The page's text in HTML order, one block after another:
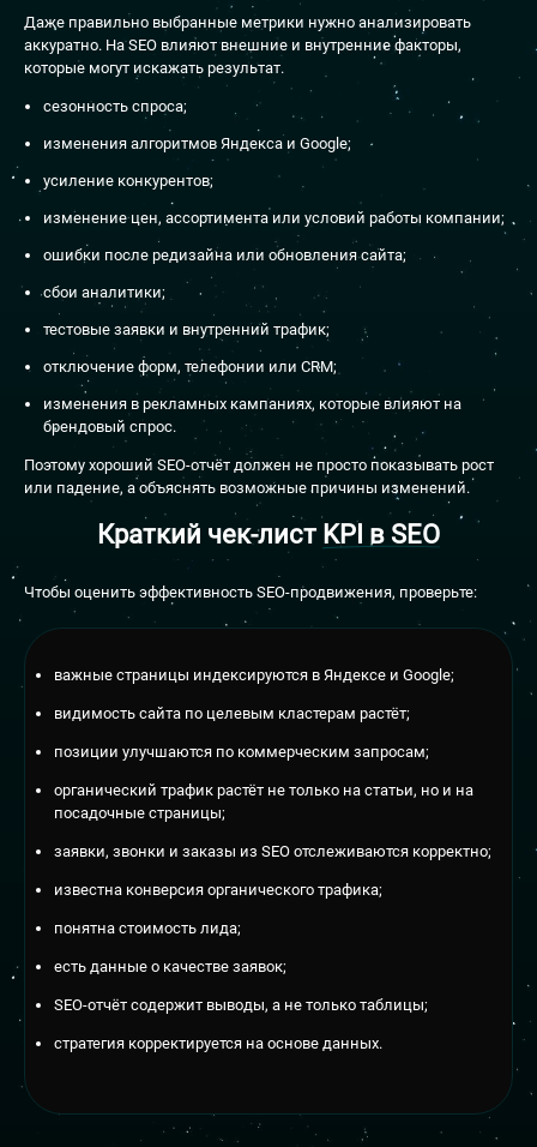
Даже правильно выбранные метрики нужно анализировать
аккуратно. На SEO влияют внешние и внутренние факторы,
которые могут искажать результат.
сезонность спроса;
изменения алгоритмов Яндекса и Google;
усиление конкурентов;
изменение цен, ассортимента или условий работы компании;
ошибки после редизайна или обновления сайта;
сбои аналитики;
тестовые заявки и внутренний трафик;
отключение форм, телефонии или CRM;
изменения в рекламных кампаниях, которые влияют на
брендовый спрос.
Поэтому хороший SEO-отчёт должен не просто показывать рост
или падение, а объяснять возможные причины изменений.
Краткий чек-лист KPI в SEO
Чтобы оценить эффективность SEO-продвижения, проверьте:
важные страницы индексируются в Яндексе и Google;
видимость сайта по целевым кластерам растёт;
позиции улучшаются по коммерческим запросам;
органический трафик растёт не только на статьи, но и на
посадочные страницы;
заявки, звонки и заказы из SEO отслеживаются корректно;
известна конверсия органического трафика;
понятна стоимость лида;
есть данные о качестве заявок;
SEO-отчёт содержит выводы, а не только таблицы;
стратегия корректируется на основе данных.